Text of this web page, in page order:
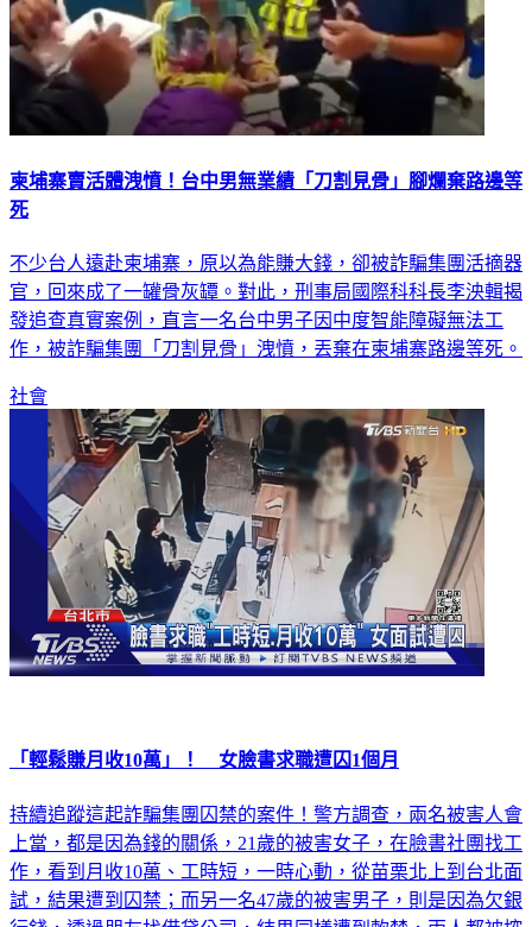
柬埔寨賣活體洩憤！台中男無業績「刀割見骨」腳爛棄路邊等
死
不少台人遠赴柬埔寨，原以為能賺大錢，卻被詐騙集團活摘器
官，回來成了一罐骨灰罈。對此，刑事局國際科科長李泱輯揭
發追查真實案例，直言一名台中男子因中度智能障礙無法工
作，被詐騙集團「刀割見骨」洩憤，丟棄在柬埔寨路邊等死。
社會
「輕鬆賺月收10萬」！ 女臉書求職遭囚1個月
持續追蹤這起詐騙集團囚禁的案件！警方調查，兩名被害人會
上當，都是因為錢的關係，21歲的被害女子，在臉書社團找工
作，看到月收10萬、工時短，一時心動，從苗栗北上到台北面
試，結果遭到囚禁；而另一名47歲的被害男子，則是因為欠銀